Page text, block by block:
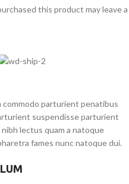
this product may leave a
parturient penatibus
suspendisse parturient
lectus quam a natoque
fames nunc natoque dui.